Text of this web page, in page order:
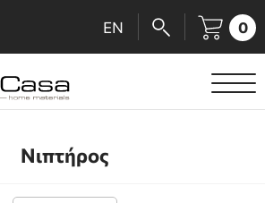
EN 0
Νιπτήρος